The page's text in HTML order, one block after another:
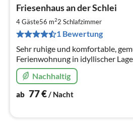
Friesenhaus an der Schlei
4 Gäste56 m22 Schlafzimmer
1 Bewertung
Sehr ruhige und komfortable,
Ferienwohnung in idyllischer
neu gebauten Friesenhauses.
Schlei, mit eigenem ruhigen Garten.
Nachhaltig
ab 77€/ Nacht